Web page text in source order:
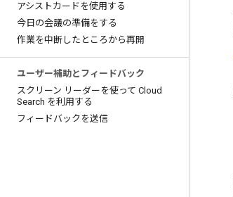
アシストカードを使用する
今日の会議の準備をする
作業を中断したところから再開
ユーザー補助とフィードバック
スクリーン リーダーを使って Cloud
Search を利用する
フィードバックを送信